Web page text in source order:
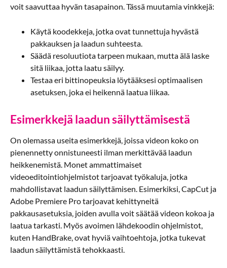
voit saavuttaa hyvän tasapainon. Tässä muutamia vinkkejä:
Käytä koodekkeja, jotka ovat tunnettuja hyvästä
pakkauksen ja laadun suhteesta.
Säädä resoluutiota tarpeen mukaan, mutta älä laske
sitä liikaa, jotta laatu säilyy.
Testaa eri bittinopeuksia löytääksesi optimaalisen
asetuksen, joka ei heikennä laatua liikaa.
Esimerkkejä laadun säilyttämisestä
On olemassa useita esimerkkejä, joissa videon koko on
pienennetty onnistuneesti ilman merkittävää laadun
heikkenemistä. Monet ammattimaiset
videoeditointiohjelmistot tarjoavat työkaluja, jotka
mahdollistavat laadun säilyttämisen. Esimerkiksi, CapCut ja
Adobe Premiere Pro tarjoavat kehittyneitä
pakkausasetuksia, joiden avulla voit säätää videon kokoa ja
laatua tarkasti. Myös avoimen lähdekoodin ohjelmistot,
kuten HandBrake, ovat hyviä vaihtoehtoja, jotka tukevat
laadun säilyttämistä tehokkaasti.